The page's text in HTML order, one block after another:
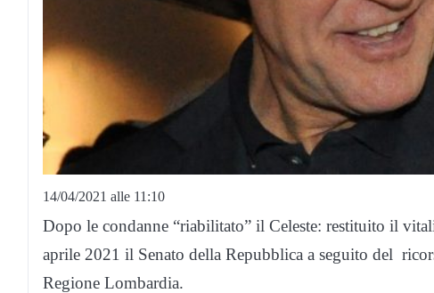
14/04/2021 alle 11:10
Dopo le condanne “riabilitato” il Celeste: restituito il
aprile 2021 il Senato della Repubblica a seguito del
Regione Lombardia.